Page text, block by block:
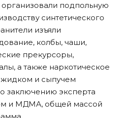
подпольную
синтетического
изъяли
колбы, чаши,
прекурсоры,
а также наркотическое
и сыпучем
заключению эксперта
и МДМА, общей массой